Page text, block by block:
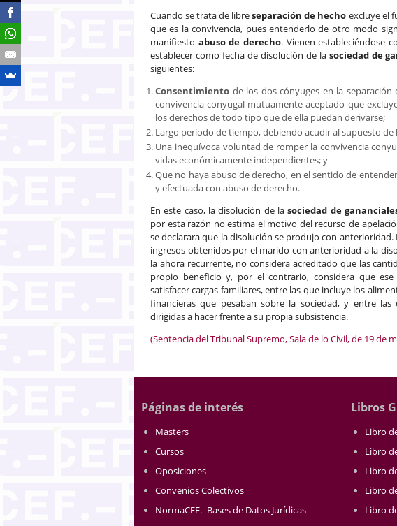
Cuando se trata de libreseparación de hecho excluye el
que es la convivencia, pues entenderlo de otro modo
manifiesto abuso de derecho. Vienen estableciéndose
establecer como fecha de disolución de la sociedad de
siguientes:
Consentimiento de los dos cónyuges en la
convivencia conyugal mutuamente aceptado que
los derechos de todo tipo que de ella puedan derivarse;
Largo período de tiempo, debiendo acudir al supuesto
Una inequívoca voluntad de romper la convivencia
vidas económicamente independientes; y
Que no haya abuso de derecho, en el sentido de
y efectuada con abuso de derecho.
En este caso, la disolución de lasociedad de
por esta razón no estima el motivo del recurso de
se declarara que la disolución se produjo con
ingresos obtenidos por el marido con anterioridad a la
la ahora recurrente, no considera acreditado que las
propio beneficio y, por el contrario, considera que
satisfacer cargas familiares, entre las que incluye los
financieras que pesaban sobre la sociedad, y entre
dirigidas a hacer frente a su propia subsistencia.
(Sentencia del Tribunal Supremo, Sala de lo Civil, de 19 de
Páginas de interés
Masters
Cursos
Oposiciones
Convenios Colectivos
NormaCEF.- Bases de Datos Jurídicas
Libros
Libro
Libro
Libro
Libro
Libro